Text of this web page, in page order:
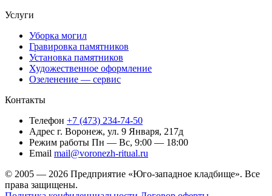
Услуги
Уборка могил
Гравировка памятников
Установка памятников
Художественное оформление
Озеленение — сервис
Контакты
Телефон +7 (473) 234-74-50
Адрес г. Воронеж, ул. 9 Января, 217д
Режим работы Пн — Вс, 9:00 — 18:00
Email mail@voronezh-ritual.ru
© 2005 — 2026 Предприятие «Юго-западное кладбище». Все
права защищены.